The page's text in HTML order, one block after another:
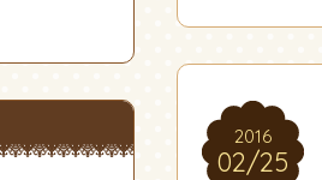
2016
02/25
2016
02/25